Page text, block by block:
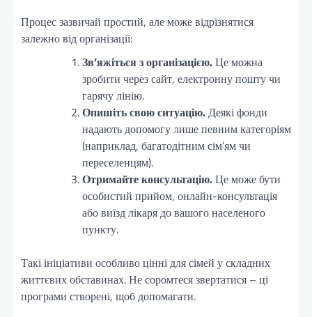
Процес зазвичай простий, але може відрізнятися
залежно від організації:
Зв’яжіться з організацією.Це можна
зробити через сайт, електронну пошту чи
гарячу лінію.
Опишіть свою ситуацію.Деякі фонди
надають допомогу лише певним категоріям
(наприклад, багатодітним сім’ям чи
переселенцям).
Отримайте консультацію.Це може бути
особистий прийом, онлайн-консультація
або виїзд лікаря до вашого населеного
пункту.
Такі ініціативи особливо цінні для сімей у складних
життєвих обставинах. Не соромтеся звертатися – ці
програми створені, щоб допомагати.